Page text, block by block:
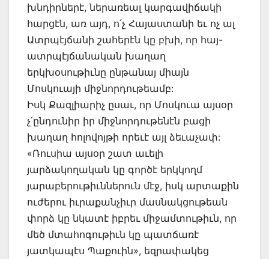
խնդիրներէ, ներառեալ կարգավիճակի
հարցէն, առ այդ, ո՛չ Հայաստանի եւ ոչ ալ
Ատրպէյճանի շահերէն կը բխի, որ հայ-
ատրպէյճանական խաղաղ
երկխօսութիւնը ընթանայ միայն
Մոսկուայի միջնորդութեամբ:
Իսկ Քազլիարիչ ըսաւ, որ Մոսկուա այսօր
չ՛ընդունիր իր միջնորդութենէն բացի
խաղաղ հոլովոյթի որեւէ այլ ձեւաչափ:
«Ռուսիա այսօր շատ աւելի
յարձակողական կը գործէ երկկողմ
յարաբերութիւններուն մէջ, իսկ արտաքին
ուժերու իւրաքանչիւր մասնակցութեան
փորձ կը նկատէ իբրեւ միջամտութիւն, որ
մեծ մտահոգութիւն կը պատճառէ
յատկապէս Պաքուին», եզրափակեց